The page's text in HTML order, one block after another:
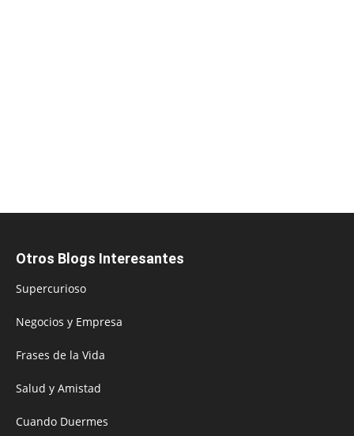
Otros Blogs Interesantes
Supercurioso
Negocios y Empresa
Frases de la Vida
Salud y Amistad
Cuando Duermes